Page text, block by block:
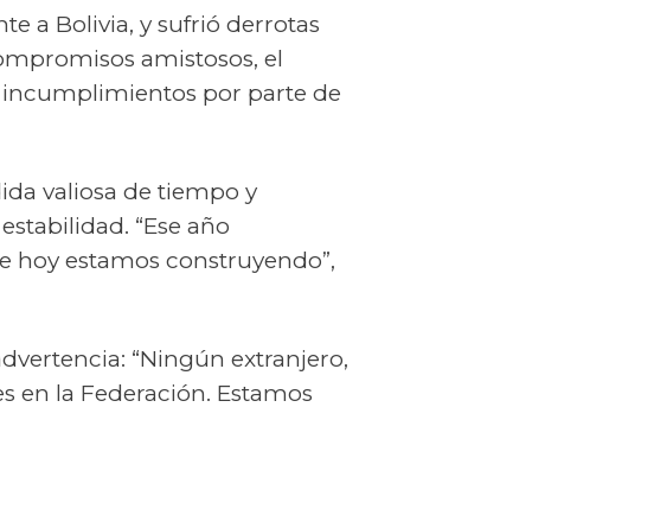
a Bolivia, y sufrió derrotas
amistosos, el
por parte de
valiosa de tiempo y
“Ese año
estamos construyendo”,
“Ningún extranjero,
en la Federación. Estamos